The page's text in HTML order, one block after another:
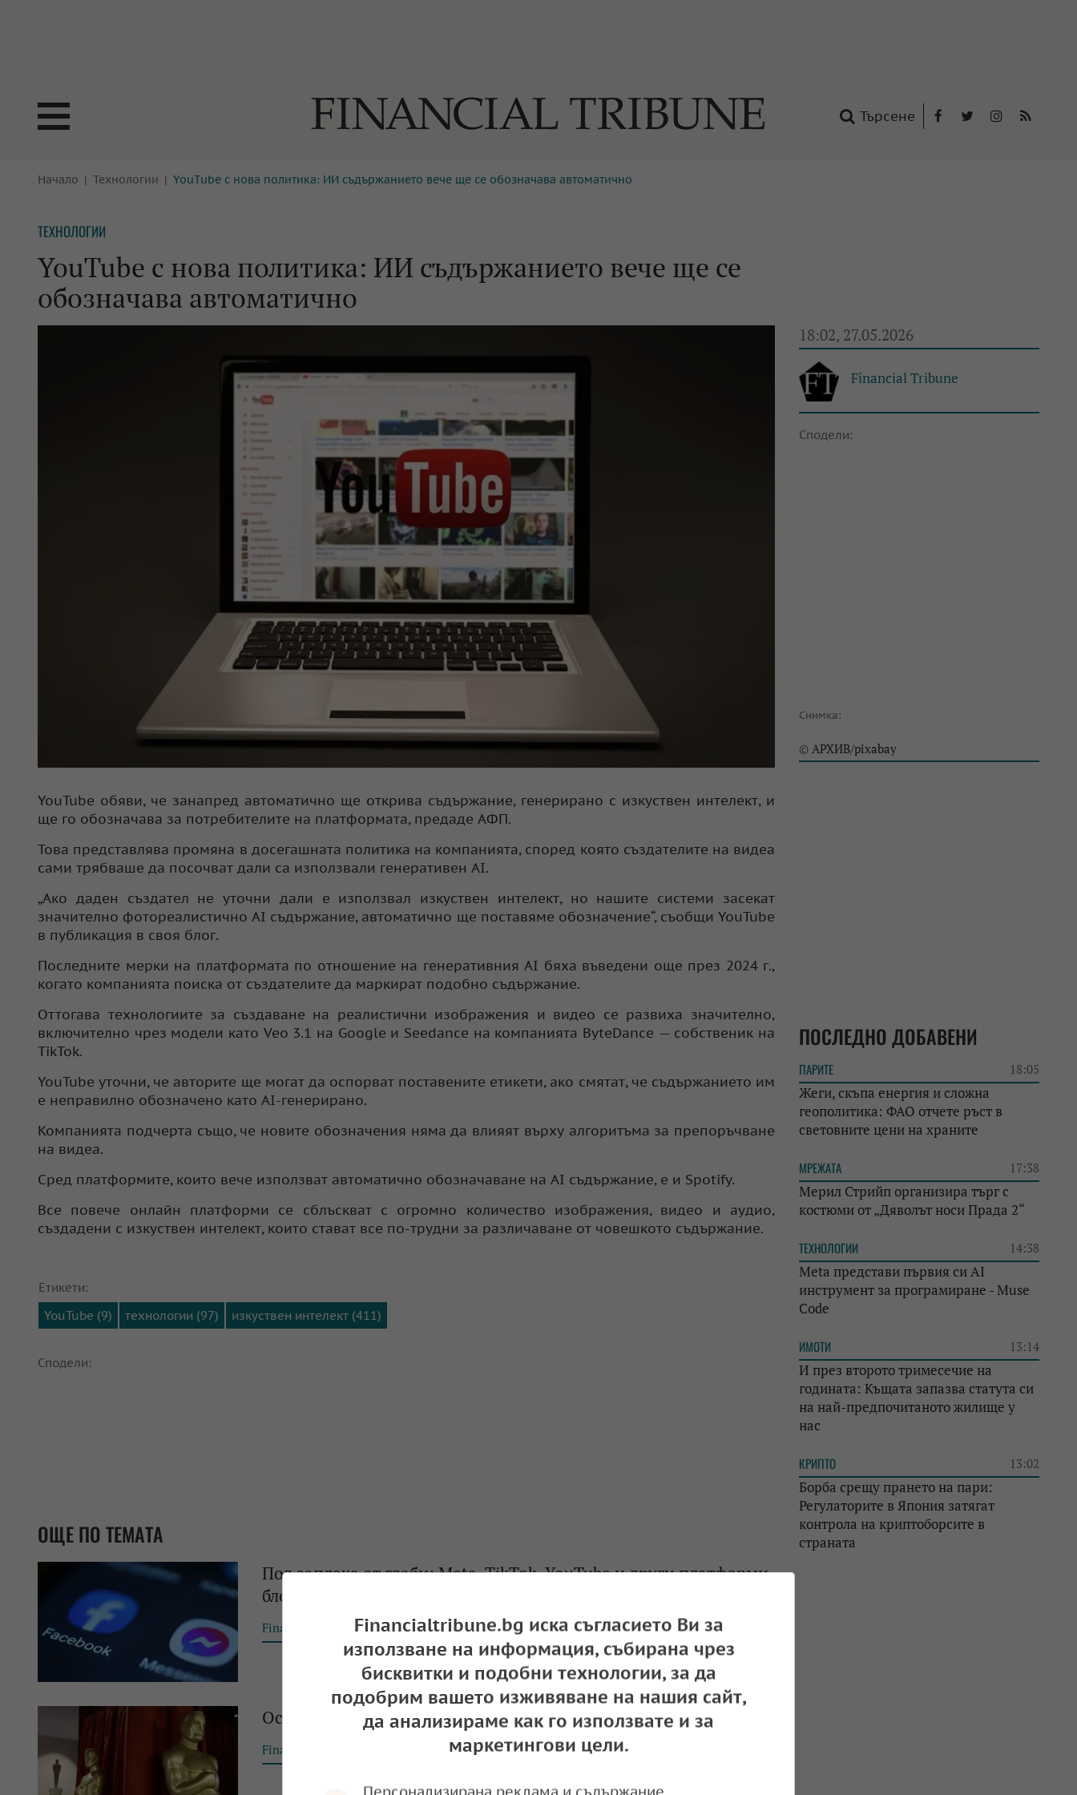
Търсене
БОРСИ
КРИПТО
БАНКИ
ПАРИТЕ
ЗАСТРАХОВАНЕ
ТЕХНОЛОГИИ
ИМОТИ
АВТОМОБИЛИ
За нас Реклама
Начало Технологии YouTube с нова политика: ИИ съдържанието вече ще се обозначава автоматично
ТЕХНОЛОГИИ
YouTube с нова политика: ИИ съдържанието вече ще се
обозначава автоматично
18:02, 27.05.2026
Financial Tribune
Сподели:
Снимка:
© АРХИВ/pixabay
YouTube обяви, че занапред автоматично ще открива съдържание, генерирано с изкуствен интелект, и
ще го обозначава за потребителите на платформата, предаде АФП.
Това представлява промяна в досегашната политика на компанията, според която създателите на видеа
сами трябваше да посочват дали са използвали генеративен AI.
„Ако даден създател не уточни дали е използвал изкуствен интелект, но нашите системи засекат
значително фотореалистично AI съдържание, автоматично ще поставяме обозначение“, съобщи YouTube
в публикация в своя блог.
Последните мерки на платформата по отношение на генеративния AI бяха въведени още през 2024 г.,
когато компанията поиска от създателите да маркират подобно съдържание.
Оттогава технологиите за създаване на реалистични изображения и видео се развиха значително,
включително чрез модели като Veo 3.1 на Google и Seedance на компанията ByteDance — собственик на
TikTok.
YouTube уточни, че авторите ще могат да оспорват поставените етикети, ако смятат, че съдържанието им
е неправилно обозначено като AI-генерирано.
Компанията подчерта също, че новите обозначения няма да влияят върху алгоритъма за препоръчване
на видеа.
Сред платформите, които вече използват автоматично обозначаване на AI съдържание, е и Spotify.
Все повече онлайн платформи се сблъскват с огромно количество изображения, видео и аудио,
създадени с изкуствен интелект, които стават все по-трудни за различаване от човешкото съдържание.
Етикети:
YouTube (9)
технологии (97) изкуствен интелект (411)
Сподели:
ОЩЕ ПО ТЕМАТА
Под заплаха от глоби: Meta, TikTok, YouTube и други платформи
блокираха 4,7 млн. акаунта на лица под 16 г. в Австралия
Financial Tribune 09:41, 16.01.2026
Оскарите ще се излъчват ексклузивно в YouTube от 2029 г.
Financial Tribune
ПОСЛЕДНО ДОБАВЕНИ
ПАРИТЕ 18:05
Жеги, скъпа енергия и сложна
геополитика: ФАО отчете ръст в
световните цени на храните
МРЕЖАТА 17:38
Мерил Стрийп организира търг с
костюми от „Дяволът носи Прада 2“
ТЕХНОЛОГИИ 14:38
Meta представи първия си AI
инструмент за програмиране - Muse
Code
ИМОТИ 13:14
И през второто тримесечие на
годината: Къщата запазва статута си
на най-предпочитаното жилище у
нас
КРИПТО 13:02
Борба срещу прането на пари:
Регулаторите в Япония затягат
контрола на криптоборсите в
страната
Financialtribune.bg иска съгласието Ви за
използване на информация, събирана чрез
бисквитки и подобни технологии, за да
подобрим вашето изживяване на нашия сайт,
да анализираме как го използвате и за
маркетингови цели.